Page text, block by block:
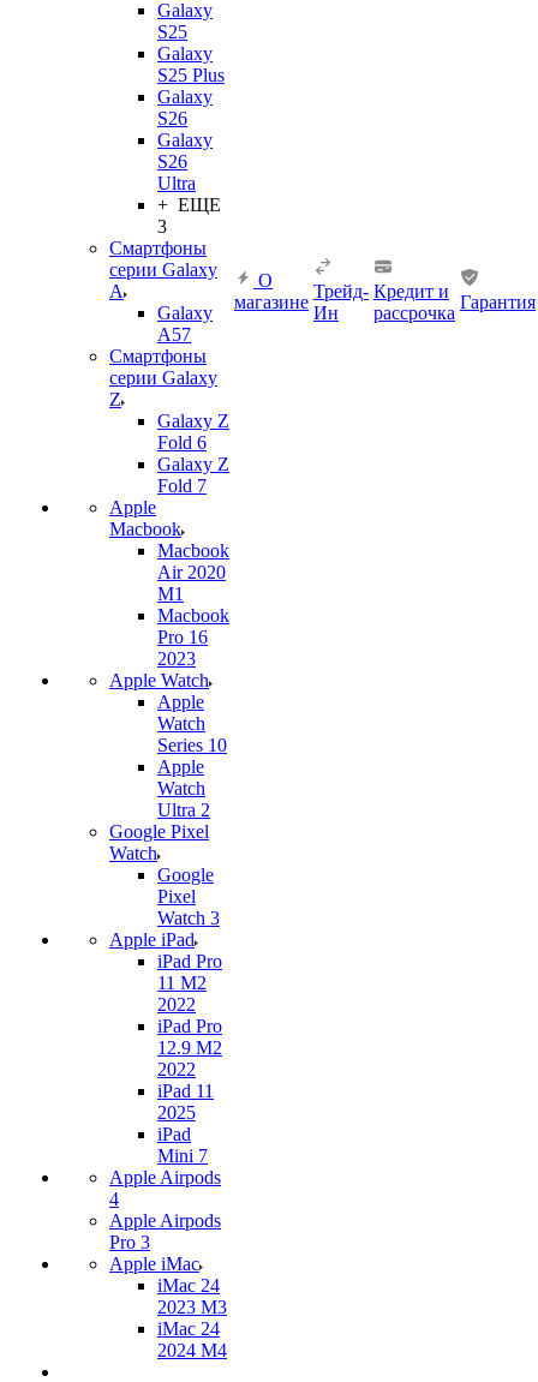
Galaxy
S25
Galaxy
S25 Plus
Galaxy
S26
Galaxy
S26
Ultra
+ ЕЩЕ
3
Смартфоны
серии Galaxy
A
Galaxy
A57
Смартфоны
серии Galaxy
Z
Galaxy Z
Fold 6
Galaxy Z
Fold 7
Apple
Macbook
Macbook
Air 2020
M1
Macbook
Pro 16
2023
Apple Watch
Apple
Watch
Series 10
Apple
Watch
Ultra 2
Google Pixel
Watch
Google
Pixel
Watch 3
Apple iPad
iPad Pro
11 M2
2022
iPad Pro
12.9 M2
2022
iPad 11
2025
iPad
Mini 7
Apple Airpods
4
Apple Airpods
Pro 3
Apple iMac
iMac 24
2023 M3
iMac 24
2024 M4
О
магазине
Трейд-
Ин
Кредит и
рассрочка
Гарантия